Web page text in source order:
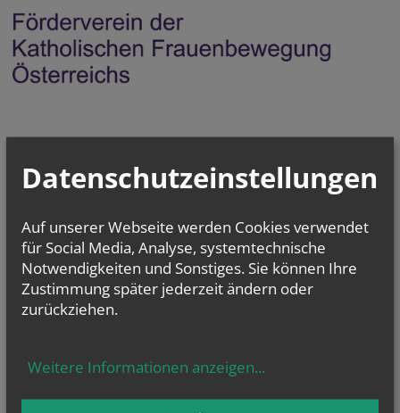
Datenschutzeinstellungen
Auf unserer Webseite werden Cookies verwendet
für Social Media, Analyse, systemtechnische
Notwendigkeiten und Sonstiges. Sie können Ihre
Zustimmung später jederzeit ändern oder
zurückziehen.
Weitere Informationen anzeigen...